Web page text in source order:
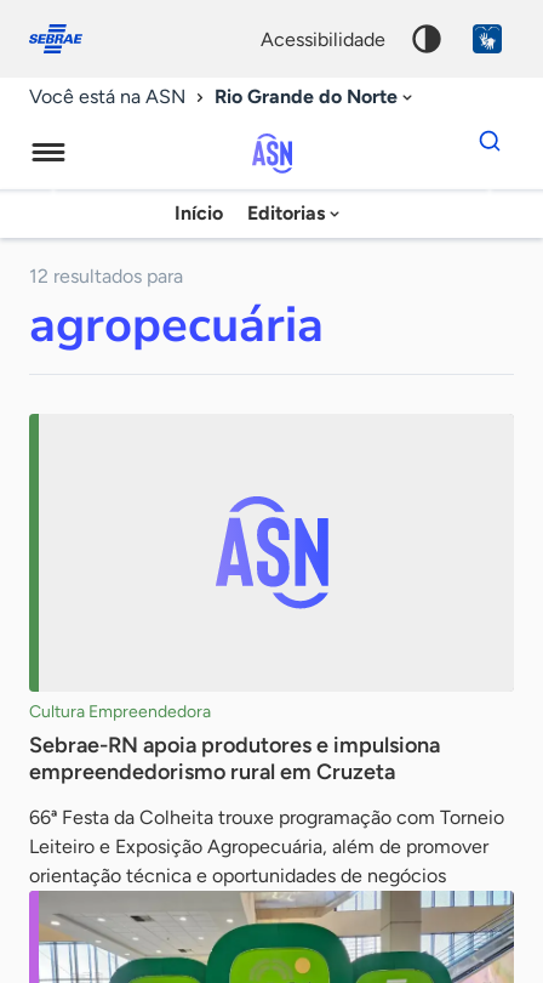
conosco
acessibilidade
Você está na ASN Rio Grande do Norte
Agência
Sebrae
Notícias
Início Editorias
Dados
para
chave
12 resultados para
agropecuária
Cultura Empreendedora
Sebrae-RN apoia produtores e impulsiona
empreendedorismo rural em Cruzeta
66ª Festa da Colheita trouxe programação com Torneio
Leiteiro e Exposição Agropecuária, além de promover
orientação técnica e oportunidades de negócios